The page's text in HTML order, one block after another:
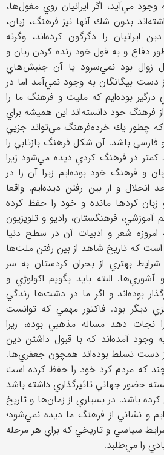
مي‌آيد، اگر ايرانيان روي مغول‌ها،
بدون شك آنها نيز فرهنگ، زبان،
را دگرگون كرده‌اند، وگرنه
دفاع و به قول خود زنده كردن زبان و
زوال بود نمي‌سرود يا آن جنبش‌هاي
دست بيگانگان به وجود نمي‌آمد اما در
درگير بوده‌ايم كه مليت و فرهنگ ما را
فرهنگ خود دانسته‌اند اين هميشه براي
چطور يك خرده‌فرهنگ مي‌تواند جزيي
فارسي باشد. آن شكل فرهنگ بازتابي را
كمتر در فرهنگ كردي ديده مي‌شود زيرا
و فرهنگ خود بوده‌ايم زيرا آن را در
انحلال و از بين رفتن ديده‌ايم. واقعا
كردها مانده و خود را حفظ كرده
فرهنگستان، راديو و تلويزيون
شعر و ادبيات آن در سطح دنيا
كه تاريخ شاهد از بين رفتن ملت‌ها
بهتري از بحران كردستان به سر
آشوري‌ها. البته بايد بگويم اكولوژي و
بوده‌اند و اگر ما در دشت‌ها زندگي
ديگر بود. فاكتور مهمي كه توانست
نجات دهد مساله مذهبي بوده، زيرا
وجود آمده‌اند كه با قبول داشتن دين
از دست تسلط بوده‌اند همچون جعفري‌ها.
كه مردم كرد خود را حفظ كرده است
حضور جهاني تاثيرگذاري داشته باشد
باشد. در بسياري از زمان‌ها و تاريخ
و نشاني از فرهنگ ما ديده نمي‌شود؛
سياسي و تاريخي كه براي هر مرحله
را مي‌طلبد.